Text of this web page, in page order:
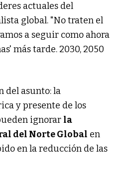
actuales del
global. "No traten el
a seguir como ahora
más tarde. 2030, 2050
del asunto: la
y presente de los
ignorar la
del Norte Global en
en la reducción de las